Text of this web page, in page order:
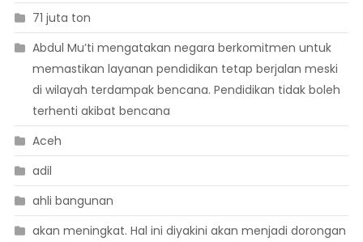
71 juta ton
Abdul Mu’ti mengatakan negara berkomitmen untuk
memastikan layanan pendidikan tetap berjalan meski
di wilayah terdampak bencana. Pendidikan tidak boleh
terhenti akibat bencana
Aceh
adil
ahli bangunan
akan meningkat. Hal ini diyakini akan menjadi dorongan